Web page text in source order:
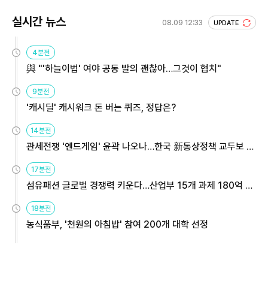
실시간 뉴스 08.09 12:33 UPDATE
4분전
與 "'하늘이법' 여야 공동 발의 괜찮아…그것이 협치"
9분전
'캐시딜' 캐시워크 돈 버는 퀴즈, 정답은?
14분전
관세전쟁 '엔드게임' 윤곽 나오나…한국 新통상정책 교두보 활
용해야
17분전
섬유패션 글로벌 경쟁력 키운다…산업부 15개 과제 180억 지
원
18분전
농식품부, '천원의 아침밥' 참여 200개 대학 선정